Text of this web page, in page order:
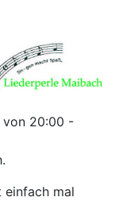
20:00 -
einfach mal